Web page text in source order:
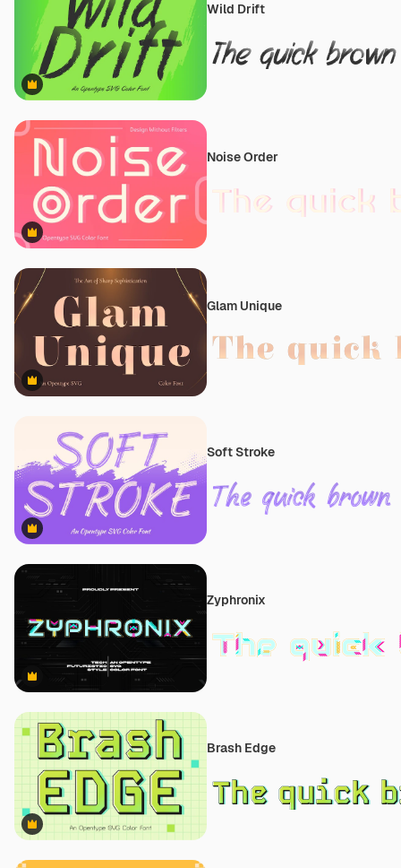
Premium
Wild Drift
Premium
Noise Order
Premium
Glam Unique
Premium
Soft Stroke
Premium
Zyphronix
Premium
Brash Edge